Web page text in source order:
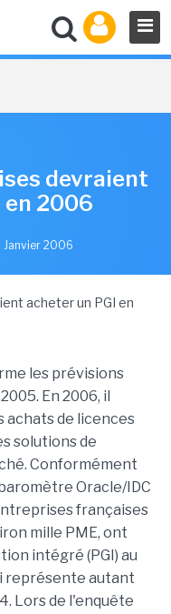
devraient
en 2006
Janvier 2006
les prévisions
En 2006, il
achats de licences
solutions de
Conformément
Oracle/IDC
françaises
mille PME, ont
intégré (PGI) au
représente autant
Lors de l'enquête